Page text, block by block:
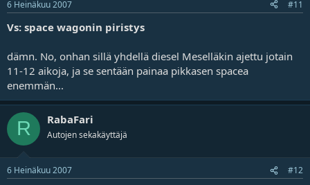
6 Heinäkuu 2007 #11
Vs: space wagonin piristys
dämn. No, onhan sillä yhdellä diesel Meselläkin ajettu jotain
11-12 aikoja, ja se sentään painaa pikkasen spacea
enemmän...
R RabaFari
Autojen sekakäyttäjä
6 Heinäkuu 2007 #12